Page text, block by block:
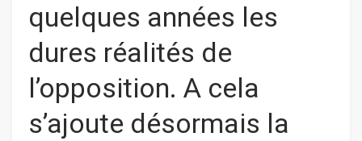
quelques années les
dures réalités de
l’opposition. A cela
s’ajoute désormais la